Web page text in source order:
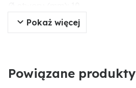
Menke-Nr.: 61520
Grubość (mm): 17
Pokaż więcej
Powiązane produkty